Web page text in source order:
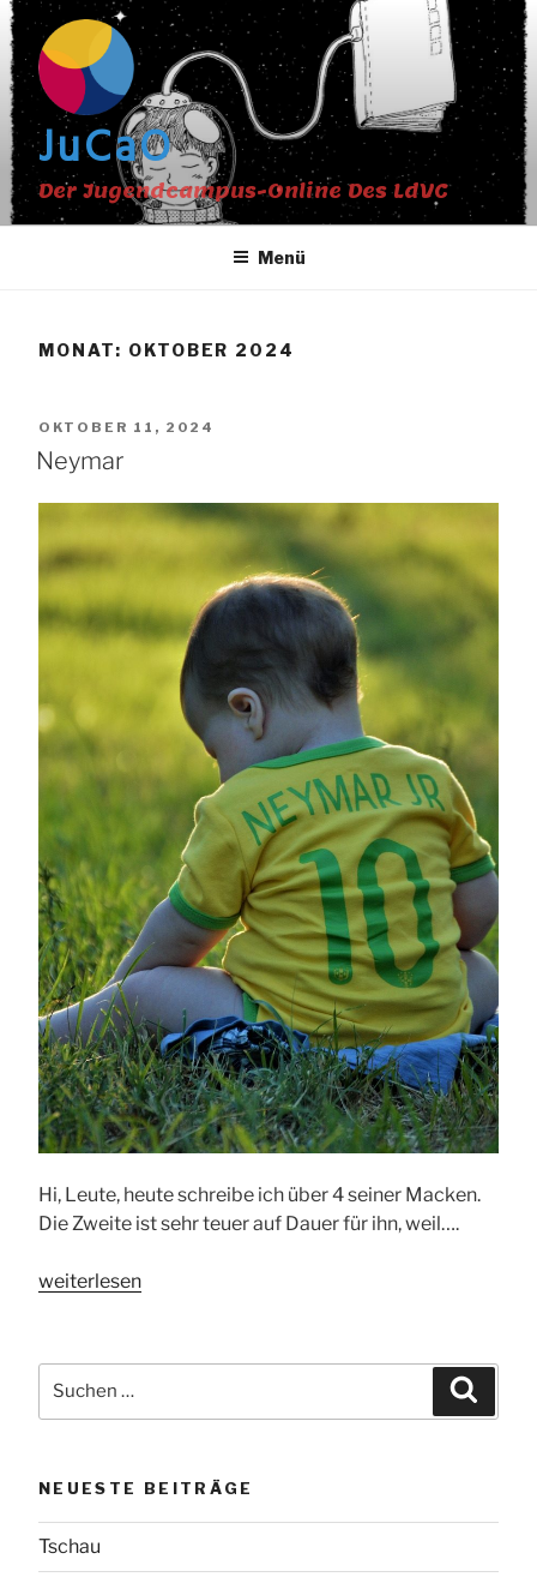
Zum
Inhalt
springen
JuCaO
Der Jugendcampus-Online Des LdVC
Menü
MONAT: OKTOBER 2024
VERÖFFENTLICHT
AM
OKTOBER 11, 2024
Neymar
Hi, Leute, heute schreibe ich über 4 seiner Macken.
Die Zweite ist sehr teuer auf Dauer für ihn, weil….
„Neymar“
weiterlesen
nach:
NEUESTE BEITRÄGE
Tschau